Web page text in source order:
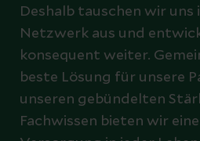
Deshalb tauschen wir uns
Netzwerk aus und
konsequent weiter.
beste Lösung für unsere
unseren gebündelten
Fachwissen bieten wir